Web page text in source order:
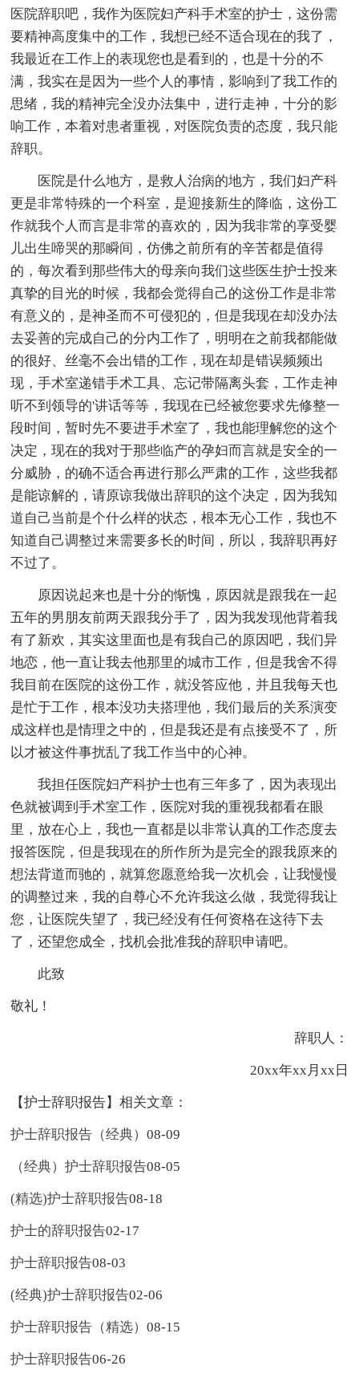
医院辞职吧，我作为医院妇产科手术室的护士，这份需
要精神高度集中的工作，我想已经不适合现在的我了，
我最近在工作上的表现您也是看到的，也是十分的不
满，我实在是因为一些个人的事情，影响到了我工作的
思绪，我的精神完全没办法集中，进行走神，十分的影
响工作，本着对患者重视，对医院负责的态度，我只能
辞职。
医院是什么地方，是救人治病的地方，我们妇产科
更是非常特殊的一个科室，是迎接新生的降临，这份工
作就我个人而言是非常的喜欢的，因为我非常的享受婴
儿出生啼哭的那瞬间，仿佛之前所有的辛苦都是值得
的，每次看到那些伟大的母亲向我们这些医生护士投来
真挚的目光的时候，我都会觉得自己的这份工作是非常
有意义的，是神圣而不可侵犯的，但是我现在却没办法
去妥善的完成自己的分内工作了，明明在之前我都能做
的很好、丝毫不会出错的工作，现在却是错误频频出
现，手术室递错手术工具、忘记带隔离头套，工作走神
听不到领导的'讲话等等，我现在已经被您要求先修整一
段时间，暂时先不要进手术室了，我也能理解您的这个
决定，现在的我对于那些临产的孕妇而言就是安全的一
分威胁，的确不适合再进行那么严肃的工作，这些我都
是能谅解的，请原谅我做出辞职的这个决定，因为我知
道自己当前是个什么样的状态，根本无心工作，我也不
知道自己调整过来需要多长的时间，所以，我辞职再好
不过了。
原因说起来也是十分的惭愧，原因就是跟我在一起
五年的男朋友前两天跟我分手了，因为我发现他背着我
有了新欢，其实这里面也是有我自己的原因吧，我们异
地恋，他一直让我去他那里的城市工作，但是我舍不得
我目前在医院的这份工作，就没答应他，并且我每天也
是忙于工作，根本没功夫搭理他，我们最后的关系演变
成这样也是情理之中的，但是我还是有点接受不了，所
以才被这件事扰乱了我工作当中的心神。
我担任医院妇产科护士也有三年多了，因为表现出
色就被调到手术室工作，医院对我的重视我都看在眼
里，放在心上，我也一直都是以非常认真的工作态度去
报答医院，但是我现在的所作所为是完全的跟我原来的
想法背道而驰的，就算您愿意给我一次机会，让我慢慢
的调整过来，我的自尊心不允许我这么做，我觉得我让
您，让医院失望了，我已经没有任何资格在这待下去
了，还望您成全，找机会批准我的辞职申请吧。
此致
敬礼！
辞职人：
20xx年xx月xx日
【护士辞职报告】相关文章：
护士辞职报告（经典）08-09
（经典）护士辞职报告08-05
(精选)护士辞职报告08-18
护士的辞职报告02-17
护士辞职报告08-03
(经典)护士辞职报告02-06
护士辞职报告（精选）08-15
护士辞职报告06-26